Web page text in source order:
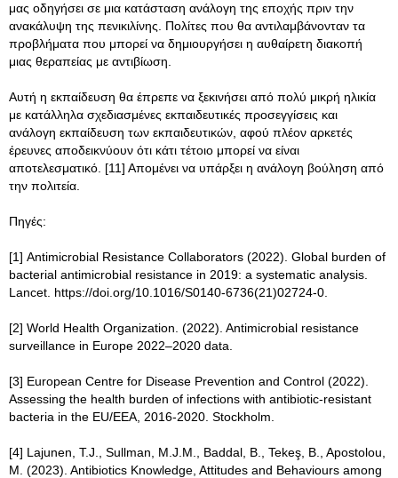
μας οδηγήσει σε μια κατάσταση ανάλογη της εποχής πριν την
ανακάλυψη της πενικιλίνης. Πολίτες που θα αντιλαμβάνονταν τα
προβλήματα που μπορεί να δημιουργήσει η αυθαίρετη διακοπή
μιας θεραπείας με αντιβίωση.
Αυτή η εκπαίδευση θα έπρεπε να ξεκινήσει από πολύ μικρή ηλικία
με κατάλληλα σχεδιασμένες εκπαιδευτικές προσεγγίσεις και
ανάλογη εκπαίδευση των εκπαιδευτικών, αφού πλέον αρκετές
έρευνες αποδεικνύουν ότι κάτι τέτοιο μπορεί να είναι
αποτελεσματικό. [11] Απομένει να υπάρξει η ανάλογη βούληση από
την πολιτεία.
Πηγές:
[1] Antimicrobial Resistance Collaborators (2022). Global burden of
bacterial antimicrobial resistance in 2019: a systematic analysis.
Lancet. https://doi.org/10.1016/S0140-6736(21)02724-0.
[2] World Health Organization. (2022). Antimicrobial resistance
surveillance in Europe 2022–2020 data.
[3] European Centre for Disease Prevention and Control (2022).
Assessing the health burden of infections with antibiotic-resistant
bacteria in the EU/EEA, 2016-2020. Stockholm.
[4] Lajunen, T.J., Sullman, M.J.M., Baddal, B., Tekeş, B., Apostolou,
M. (2023). Antibiotics Knowledge, Attitudes and Behaviours among